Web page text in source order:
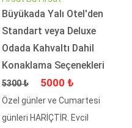
Büyükada Yalı Otel'den
Standart veya Deluxe
Odada Kahvaltı Dahil
Konaklama Seçenekleri
Fiyat
5300 ₺ İndirimli Fiyat
5000 ₺
Özel günler ve Cumartesi
günleri HARİÇTİR. Evcil